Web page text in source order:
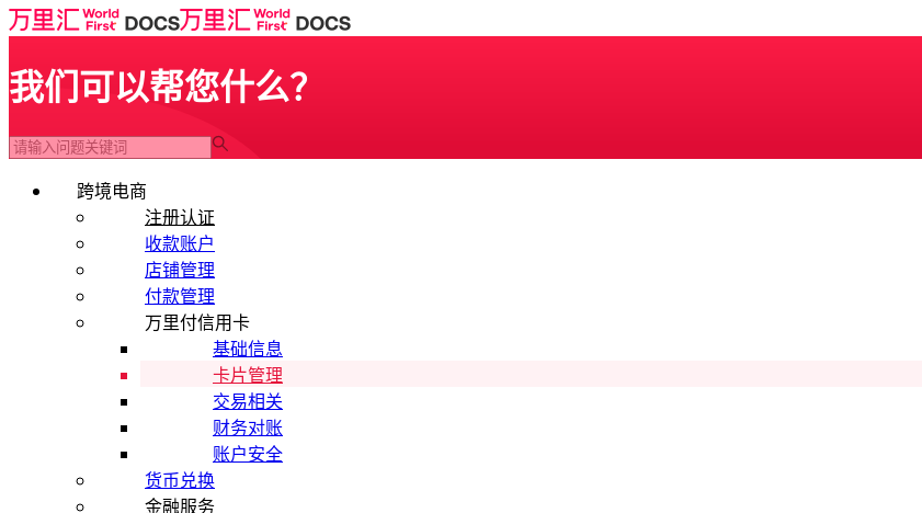
我们可以帮您什么？
跨境电商
注册认证
收款账户
店铺管理
付款管理
万里付信用卡
基础信息
卡片管理
交易相关
财务对账
账户安全
货币兑换
金融服务